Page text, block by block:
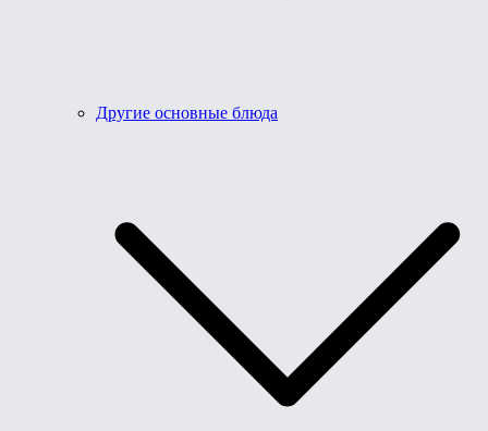
Другие основные блюда